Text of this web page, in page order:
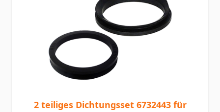
2 teiliges Dichtungsset 6732443 für